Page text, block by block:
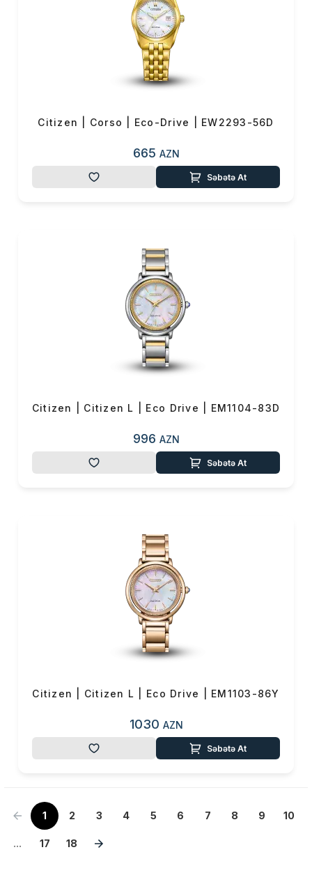
Citizen | Corso | Eco-Drive | EW2293-56D
665 AZN
Səbətə At
Citizen | Citizen L | Eco Drive | EM1104-83D
996 AZN
Səbətə At
Citizen | Citizen L | Eco Drive | EM1103-86Y
1030 AZN
Səbətə At
1 2 3 4 5 6 7 8 9 10
... 17 18